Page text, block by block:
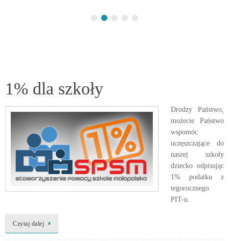
1% dla szkoły
Drodzy Państwo,
możecie Państwo
wspomóc
uczęszczające do
naszej szkoły
dziecko odpisując
1% podatku z
tegorocznego
PIT-u.
Czytaj dalej